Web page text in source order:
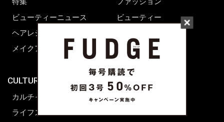
ビューティーニュース
ヘアレシピ ストーリーズ
メイクアップティップス
CULTURE & LIFE
カルチャー
ライフスタイル
ビューティー
ライフスタイル